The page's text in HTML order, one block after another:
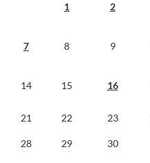
1 2
7 8 9
14 15 16
21 22 23
28 29 30